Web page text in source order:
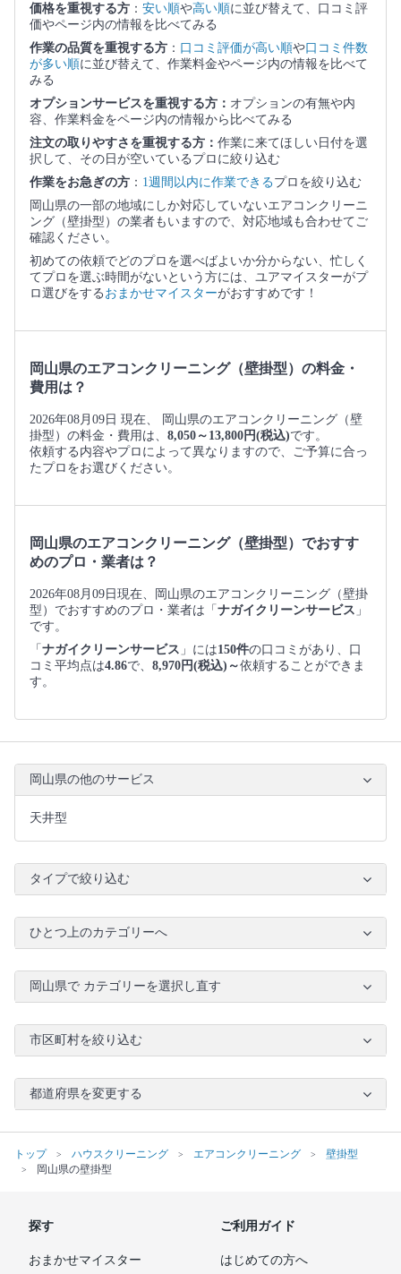
価格を重視する方 ： 安い順や高い順に並び替えて、口コミ評
価やページ内の情報を比べてみる
作業の品質を重視する方 ： 口コミ評価が高い順や口コミ件数
が多い順に並び替えて、作業料金やページ内の情報を比べて
みる
オプションサービスを重視する方： オプションの有無や内
容、作業料金をページ内の情報から比べてみる
注文の取りやすさを重視する方： 作業に来てほしい日付を選
択して、その日が空いているプロに絞り込む
作業をお急ぎの方 ： 1週間以内に作業できるプロを絞り込む
岡山県の一部の地域にしか対応していないエアコンクリーニ
ング（壁掛型）の業者もいますので、対応地域も合わせてご
確認ください。
初めての依頼でどのプロを選べばよいか分からない、忙しく
てプロを選ぶ時間がないという方には、ユアマイスターがプ
ロ選びをする おまかせマイスターがおすすめです！
岡山県のエアコンクリーニング（壁掛型）の料金・
費用は？
2026年08月09日 現在、 岡山県のエアコンクリーニング（壁
掛型）の料金・費用は、 8,050～13,800円(税込)です。
依頼する内容やプロによって異なりますので、ご予算に合っ
たプロをお選びください。
岡山県のエアコンクリーニング（壁掛型）でおすす
めのプロ・業者は？
2026年08月09日現在、岡山県のエアコンクリーニング（壁掛
型）でおすすめのプロ・業者は「 ナガイクリーンサービス 」
です。
「 ナガイクリーンサービス 」には150件の口コミがあり、口
コミ平均点は4.86で、 8,970円(税込)～依頼することができま
す。
岡山県の他のサービス
天井型
タイプで絞り込む
ひとつ上のカテゴリーへ
岡山県で カテゴリーを選択し直す
市区町村を絞り込む
都道府県を変更する
トップ ハウスクリーニング エアコンクリーニング
壁掛型
岡山県の壁掛型
探す
おまかせマイスター
ご利用ガイド
はじめての方へ